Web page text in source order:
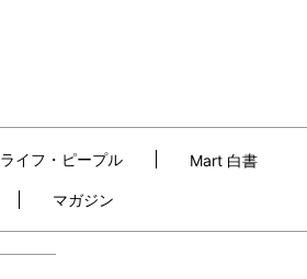
ライフ・ピープル Mart 白書
マガジン